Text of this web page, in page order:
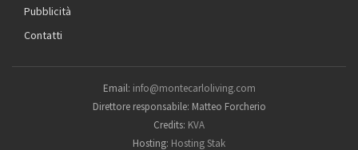
Pubblicità
Contatti
Email: info@montecarloliving.com
Direttore responsabile: Matteo Forcherio
Credits: KVA
Hosting: Hosting Stak